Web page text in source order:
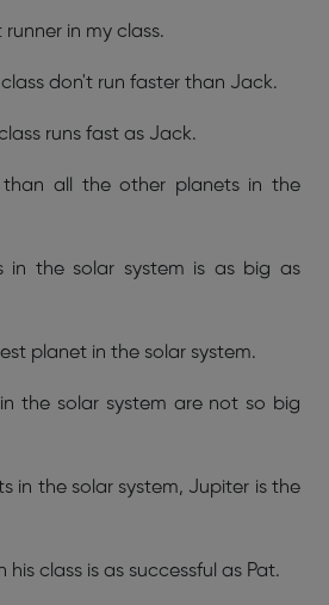
in my class.
don't run faster than Jack.
runs fast as Jack.
all the other planets in the
in the solar system is as big as
planet in the solar system.
the solar system are not so big
in the solar system, Jupiter is the
his class is as successful as Pat.